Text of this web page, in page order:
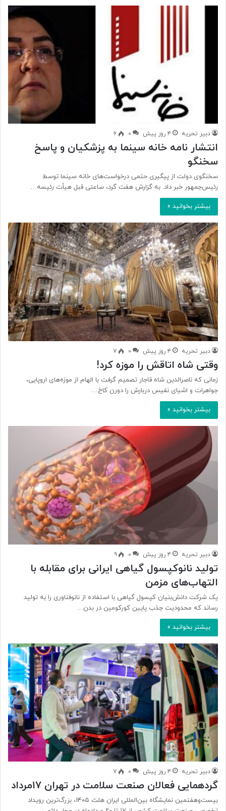
دبیر تحریه ۴ روز پیش ۰ ۶
انتشار نامه خانه سینما به پزشکیان و پاسخ
سخنگو
سخنگوی دولت از پیگیری حتمی درخواست‌های خانه سینما توسط
رئیس‌جمهور خبر داد. به گزارش هفت گرد، ساعتی قبل هیأت رئیسه…
بیشتر بخوانید »
دبیر تحریه ۴ روز پیش ۰ ۷
وقتی شاه اتاقش را موزه کرد!
زمانی که ناصرالدین شاه قاجار تصمیم گرفت با الهام از موزه‌های اروپایی،
جواهرات و اشیای نفیس دربارش را دورن کاخ…
بیشتر بخوانید »
دبیر تحریه ۴ روز پیش ۰ ۹
تولید نانوکپسول گیاهی ایرانی برای مقابله با
التهاب‌های مزمن
یک شرکت دانش‌بنیان کپسول گیاهی با استفاده از نانوفناوری را به تولید
رساند که محدودیت جذب پایین کورکومین در بدن…
بیشتر بخوانید »
دبیر تحریه ۴ روز پیش ۰ ۷
گردهمایی فعالان صنعت سلامت در تهران ۱۷مرداد
بیست‌وهفتمین نمایشگاه بین‌المللی ایران هلث ۱۴۰۵، بزرگ‌ترین رویداد